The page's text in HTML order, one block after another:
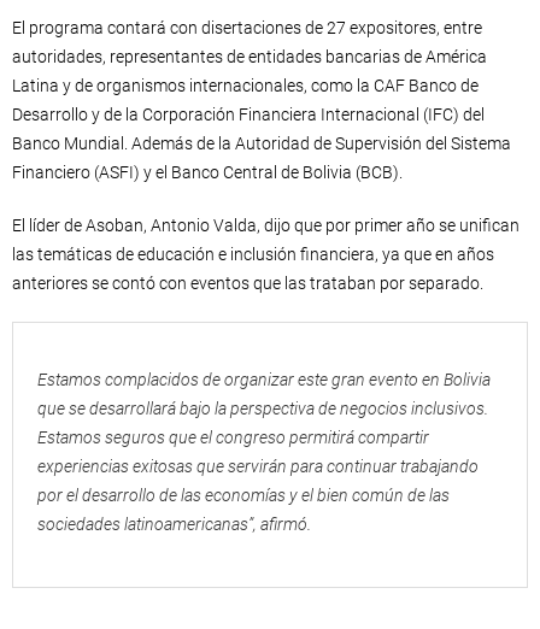
El programa contará con disertaciones de 27 expositores, entre
autoridades, representantes de entidades bancarias de América
Latina y de organismos internacionales, como la CAF Banco de
Desarrollo y de la Corporación Financiera Internacional (IFC) del
Banco Mundial. Además de la Autoridad de Supervisión del Sistema
Financiero (ASFI) y el Banco Central de Bolivia (BCB).
El líder de Asoban, Antonio Valda, dijo que por primer año se unifican
las temáticas de educación e inclusión financiera, ya que en años
anteriores se contó con eventos que las trataban por separado.
Estamos complacidos de organizar este gran evento en Bolivia
que se desarrollará bajo la perspectiva de negocios inclusivos.
Estamos seguros que el congreso permitirá compartir
experiencias exitosas que servirán para continuar trabajando
por el desarrollo de las economías y el bien común de las
sociedades latinoamericanas”, afirmó.